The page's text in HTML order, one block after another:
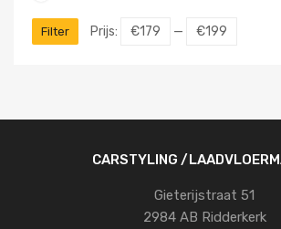
Filter Prijs: €179 — €199
CARSTYLING /
Gieterijstraat 51
2984 AB Ridderkerk